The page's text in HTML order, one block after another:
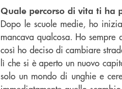
Quale percorso di vita ti ha
Dopo le scuole medie, ho
mancava qualcosa. Ho
così ho deciso di cambiare
lì che si è aperto un nuovo
solo un mondo di unghie e